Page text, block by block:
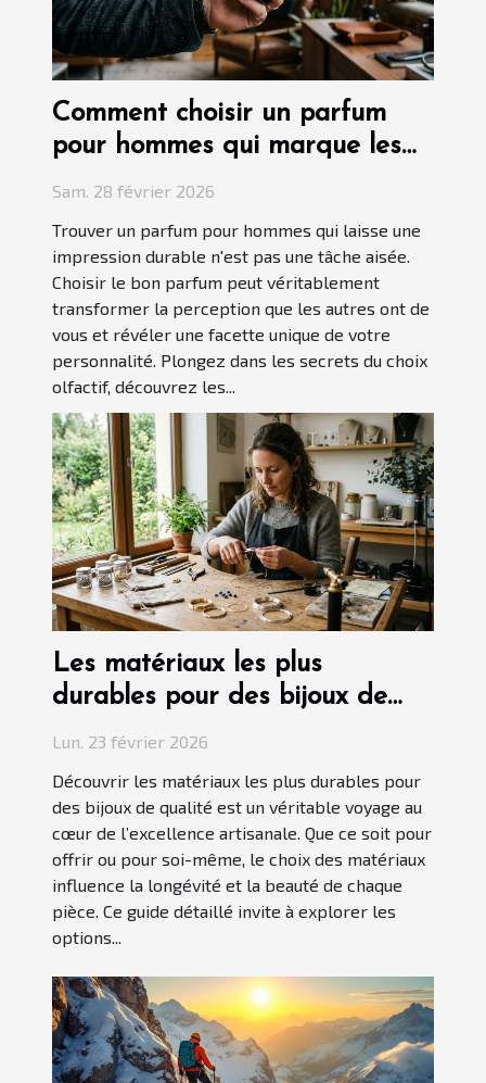
Comment choisir un parfum
pour hommes qui marque les
esprits ?
Sam. 28 février 2026
Trouver un parfum pour hommes qui laisse une
impression durable n'est pas une tâche aisée.
Choisir le bon parfum peut véritablement
transformer la perception que les autres ont de
vous et révéler une facette unique de votre
personnalité. Plongez dans les secrets du choix
olfactif, découvrez les...
Les matériaux les plus
durables pour des bijoux de
qualité
Lun. 23 février 2026
Découvrir les matériaux les plus durables pour
des bijoux de qualité est un véritable voyage au
cœur de l’excellence artisanale. Que ce soit pour
offrir ou pour soi-même, le choix des matériaux
influence la longévité et la beauté de chaque
pièce. Ce guide détaillé invite à explorer les
options...